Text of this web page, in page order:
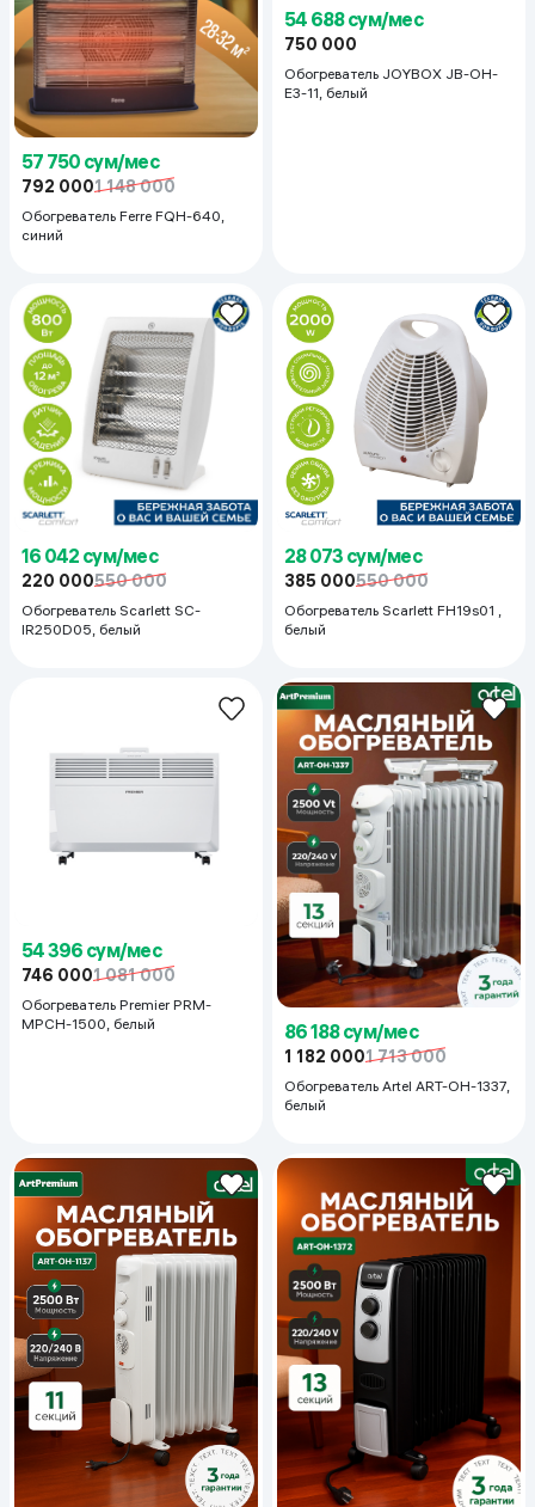
57 750 сум/мес
792 0001 148 000
Обогреватель Ferre FQH-640,
синий
54 688 сум/мес
750 000
Обогреватель JOYBOX JB-OH-
E3-11, белый
16 042 сум/мес
220 000550 000
Обогреватель Scarlett SC-
IR250D05, белый
28 073 сум/мес
385 000550 000
Обогреватель Scarlett FH19s01 ,
белый
54 396 сум/мес
746 0001 081 000
Обогреватель Premier PRM-
MPCH-1500, белый
86 188 сум/мес
1 182 0001 713 000
Обогреватель Artel ART-OH-1337,
белый